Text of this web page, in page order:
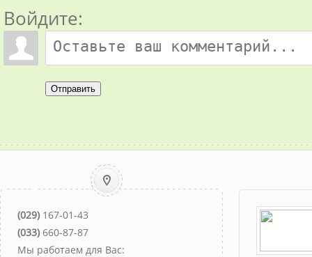
Войдите:
Отправить
(029) 167-01-43
(033) 660-87-87
Мы работаем для Вас: